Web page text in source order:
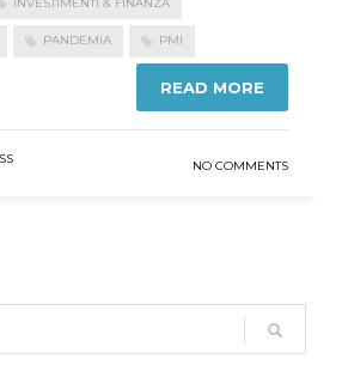
PANDEMIA PMI
READ MORE
NO COMMENTS